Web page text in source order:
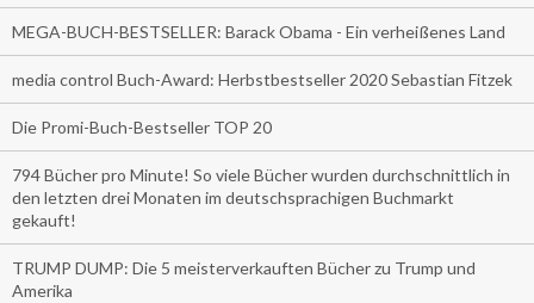
MEGA-BUCH-BESTSELLER: Barack Obama - Ein verheißenes Land
media control Buch-Award: Herbstbestseller 2020 Sebastian Fitzek
Die Promi-Buch-Bestseller TOP 20
794 Bücher pro Minute! So viele Bücher wurden durchschnittlich in
den letzten drei Monaten im deutschsprachigen Buchmarkt
gekauft!
TRUMP DUMP: Die 5 meisterverkauften Bücher zu Trump und
Amerika